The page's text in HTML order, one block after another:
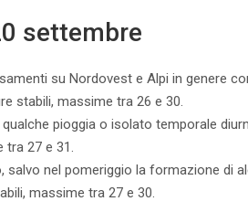
settembre
su Nordovest e Alpi in genere
stabili, massime tra 26 e 30.
pioggia o isolato temporale
tra 27 e 31.
salvo nel pomeriggio la formazione di
massime tra 27 e 30.